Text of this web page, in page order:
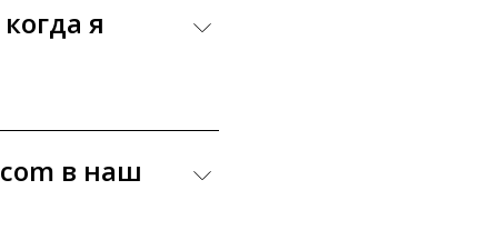
я
в наш